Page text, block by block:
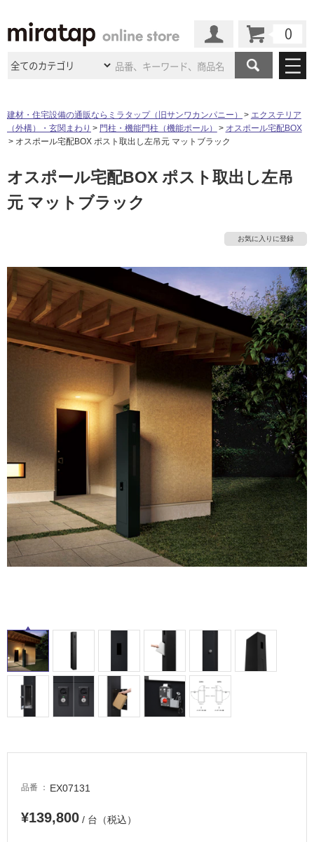
商品カテゴリ
洗面所・水回り タイル
キッチン 浴室（風呂・バスルー
ドア（扉）・
建具・玄関
ウッドデッキ フローリング・床材
収納 インテリア・家具
照明 ペット用品
内装用建材 パネル・壁材
ロートアイアン 天然石・石材
メンテナンス・施工材 新商品
施工事例
施工事例 法人案件納入事例
ミラタップ のあるくらし
ショールーム
ショールームのご案内
ショールーム
名古屋ショールーム 京都ショールーム
福岡ショールーム 札幌スマートショールー
ム
横浜スマート
ショールー
ウェルビーみのおHDC
よくある質問 お問い合わせ
修理お問い合わせ クレーム公開
説明書・図面検索 水まわり3年保証
お役立ち情報 住まいのスタイリング
アイデア
ミラタップ
チャンネル
オンライン相談
ミラタップと創る家
ASOLIE
工事会社紹介Coziコンシ
ェルジュ
自分らしい家づくり
SUVACO
最高のリノベ会社がみつ
かるリノベりす
建材・住宅設備の通販ならミラタップ（旧サンワカンパニー）
エクステリア
（外構）・玄関まわり
門柱・機能門柱（機能ポール）
オスポール宅配BOX
オスポール宅配BOX ポスト取出し左吊元 マットブラック
オスポール宅配BOX ポスト取出し左吊
元 マットブラック
お気に入りに登録
品番 EX07131
¥139,800 / 台（税込）
イ
ル
屋
内
床・
浴
室
床・
駐
車
場
適
て